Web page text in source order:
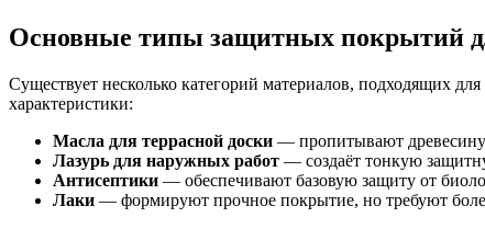
Основные типы защитных покрытий
Существует несколько категорий материалов, подходящих
характеристики:
Масла для террасной доски — пропитывают древесину
Лазурь для наружных работ — создаёт тонкую
Антисептики — обеспечивают базовую защиту от
Лаки — формируют прочное покрытие, но требуют